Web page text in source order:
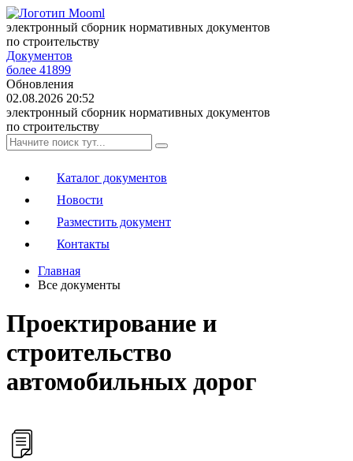
электронный сборник нормативных документов
по строительству
Документов
более 41899
Обновления
02.08.2026 20:52
электронный сборник нормативных документов
по строительству
Каталог документов
Новости
Разместить документ
Контакты
Главная
Все документы
Проектирование и
строительство
автомобильных дорог